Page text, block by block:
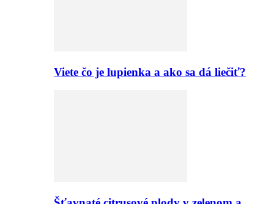
Viete čo je lupienka a ako sa dá liečiť?